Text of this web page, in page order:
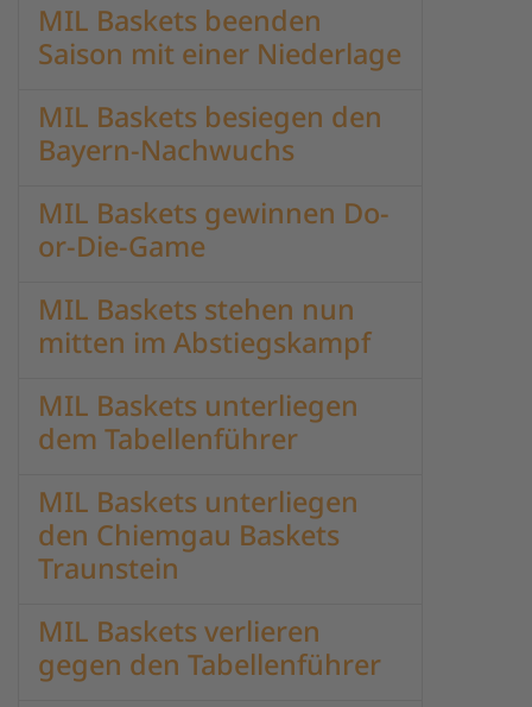
MIL Baskets beenden
Saison mit einer Niederlage
MIL Baskets besiegen den
Bayern-Nachwuchs
MIL Baskets gewinnen Do-
or-Die-Game
MIL Baskets stehen nun
mitten im Abstiegskampf
MIL Baskets unterliegen
dem Tabellenführer
MIL Baskets unterliegen
den Chiemgau Baskets
Traunstein
MIL Baskets verlieren
gegen den Tabellenführer